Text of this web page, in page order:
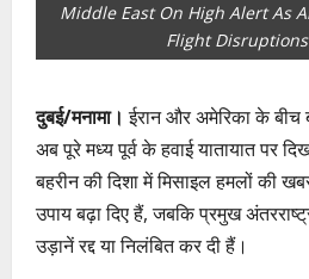
Middle East On High Alert As
Flight
दुबई/मनामा। ईरान और अमेरिका के
अब पूरे मध्य पूर्व के हवाई यातायात पर
बहरीन की दिशा में मिसाइल हमलों की
उपाय बढ़ा दिए हैं, जबकि प्रमुख
उड़ानें रद्द या निलंबित कर दी हैं।